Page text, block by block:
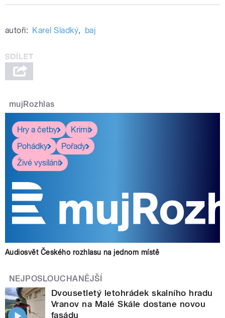
autoři: Karel Sladký, baj
mujRozhlas
Hry a četby
Krimi
Pohádky
Pořady
Živé vysílání
Audiosvět Českého rozhlasu na jednom místě
NEJPOSLOUCHANĚJŠÍ
Dvousetletý letohrádek skalního hradu
Vranov na Malé Skále dostane novou
fasádu